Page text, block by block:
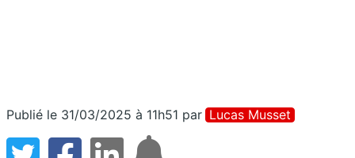
Publié le 31/03/2025 à 11h51 par Lucas Musset